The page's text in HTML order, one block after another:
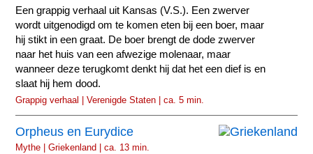
Een grappig verhaal uit Kansas (V.S.). Een zwerver
wordt uitgenodigd om te komen eten bij een boer, maar
hij stikt in een graat. De boer brengt de dode zwerver
naar het huis van een afwezige molenaar, maar
wanneer deze terugkomt denkt hij dat het een dief is en
slaat hij hem dood.
Grappig verhaal | Verenigde Staten | ca. 5 min.
Orpheus en Eurydice
Mythe | Griekenland | ca. 13 min.